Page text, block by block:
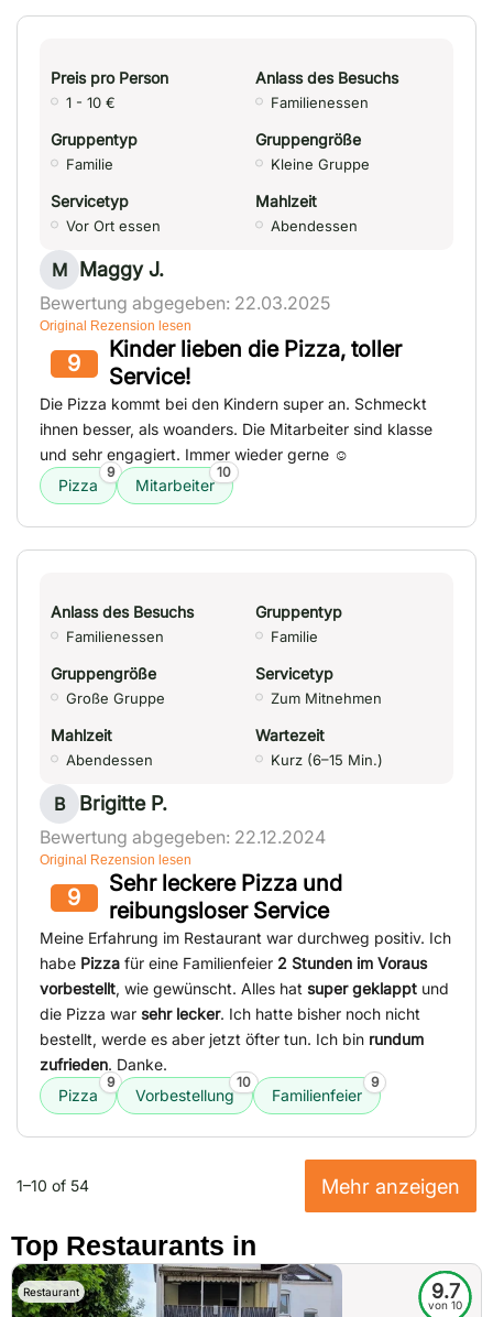
Preis pro Person
1 - 10 €
Anlass des Besuchs
Familienessen
Gruppentyp
Familie
Gruppengröße
Kleine Gruppe
Servicetyp
Vor Ort essen
Mahlzeit
Abendessen
M Maggy J.
Bewertung abgegeben: 22.03.2025
Original Rezension lesen
9
Kinder lieben die Pizza, toller
Service!
Die Pizza kommt bei den Kindern super an. Schmeckt
ihnen besser, als woanders. Die Mitarbeiter sind klasse
und sehr engagiert. Immer wieder gerne ☺️
Pizza
9
Mitarbeiter
10
Anlass des Besuchs
Familienessen
Gruppentyp
Familie
Gruppengröße
Große Gruppe
Servicetyp
Zum Mitnehmen
Mahlzeit
Abendessen
Wartezeit
Kurz (6–15 Min.)
B Brigitte P.
Bewertung abgegeben: 22.12.2024
Original Rezension lesen
9
Sehr leckere Pizza und
reibungsloser Service
Meine Erfahrung im Restaurant war durchweg positiv. Ich
habe Pizza für eine Familienfeier 2 Stunden im Voraus
vorbestellt, wie gewünscht. Alles hat super geklappt und
die Pizza war sehr lecker. Ich hatte bisher noch nicht
bestellt, werde es aber jetzt öfter tun. Ich bin rundum
zufrieden. Danke.
Pizza
9
Vorbestellung
10
Familienfeier
9
1–10 of 54 Mehr anzeigen
Top Restaurants in
Restaurant 9.7
von 10